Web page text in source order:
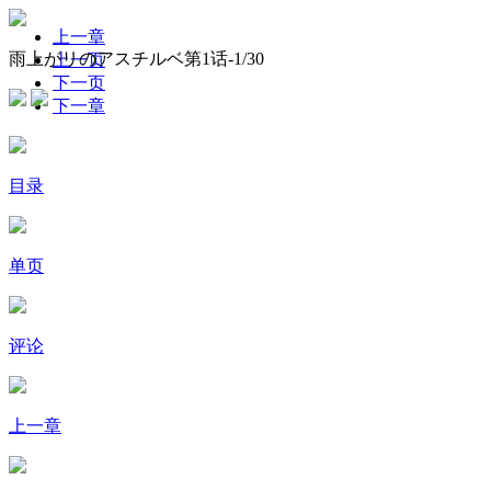
雨上がリのアスチルベ第1话-1/30
上一章
上一页
下一页
下一章
目录
单页
评论
上一章